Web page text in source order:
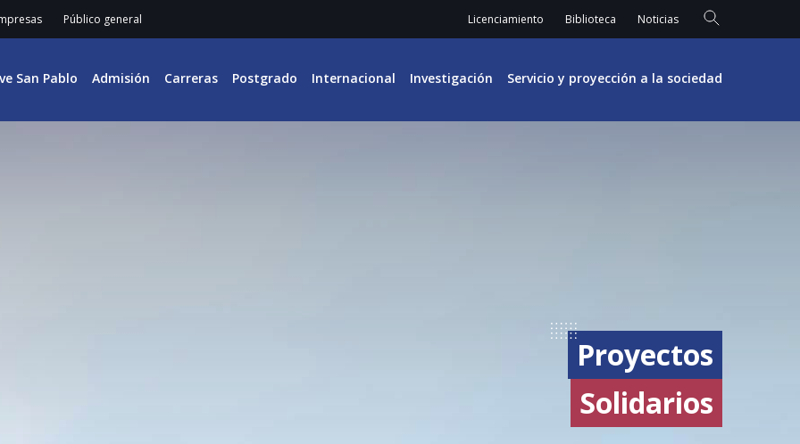
Público general Licenciamiento Biblioteca Noticias
San Pablo Admisión Carreras Postgrado Internacional Investigación Servicio y proyección a la sociedad
Proyectos
Solidarios